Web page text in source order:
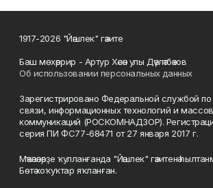
1917-2026 "Йәшлек" гәзите
Баш мөхәррир - Артур Хәсән улы Дәүләтбәков
Об использовании персональных данных
Зарегистрировано Федеральной службой
связи, информационных технологий и
коммуникаций (РОСКОМНАДЗОР).
серия ПИ ФС77-68471 от 27 января 2017 г.
Мәҡәләләрҙе ҡулланғанда "Йәшлек" гәзитенә
Бөтә хоҡуҡтар яҡланған.